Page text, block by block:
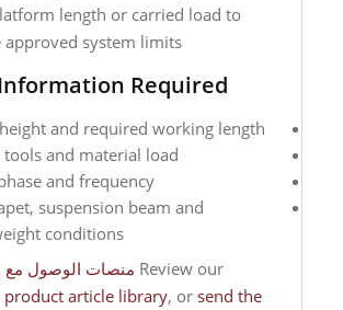
length or carried load to
approved system limits.
Required
and required working length
tools and material load
and frequency
suspension beam and
conditions
Review our منصات الوصول مع
product article library, or send the